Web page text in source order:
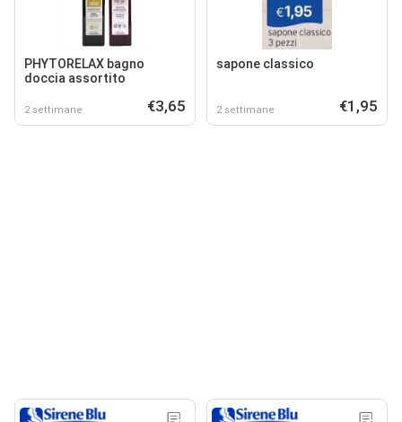
PHYTORELAX bagno
doccia assortito
2 settimane €3,65
sapone classico
2 settimane €1,95